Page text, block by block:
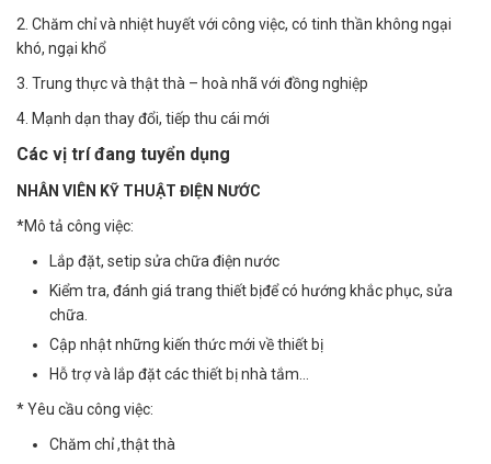
2. Chăm chỉ và nhiệt huyết với công việc, có tinh thần không ngại
khó, ngại khổ
3. Trung thực và thật thà – hoà nhã với đồng nghiệp
4. Mạnh dạn thay đổi, tiếp thu cái mới
Các vị trí đang tuyển dụng
NHÂN VIÊN KỸ THUẬT ĐIỆN NƯỚC
*Mô tả công việc:
Lắp đặt, setip sửa chữa điện nước
Kiểm tra, đánh giá trang thiết bịđể có hướng khắc phục, sửa
chữa.
Cập nhật những kiến thức mới về thiết bị
Hỗ trợ và lắp đặt các thiết bị nhà tắm…
* Yêu cầu công việc:
Chăm chỉ ,thật thà